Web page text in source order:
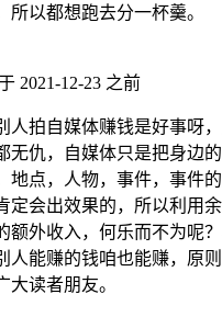
所以都想跑去分一杯羹。
2021-12-23 之前
人拍自媒体赚钱是好事呀
无仇，自媒体只是把身边
地点，人物，事件，事件
定会出效果的，所以利用
额外收入，何乐而不为呢
人能赚的钱咱也能赚，原
大读者朋友。